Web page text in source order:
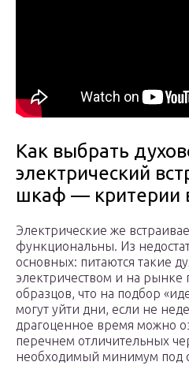
Как выбрать
электрический
шкаф — критерии
Электрические же
функциональны. Из
основных: питаются такие
электричеством и на рынке
образцов, что на подбор
могут уйти дни, если не
драгоценное время можно
перечнем отличительных
необходимый минимум под